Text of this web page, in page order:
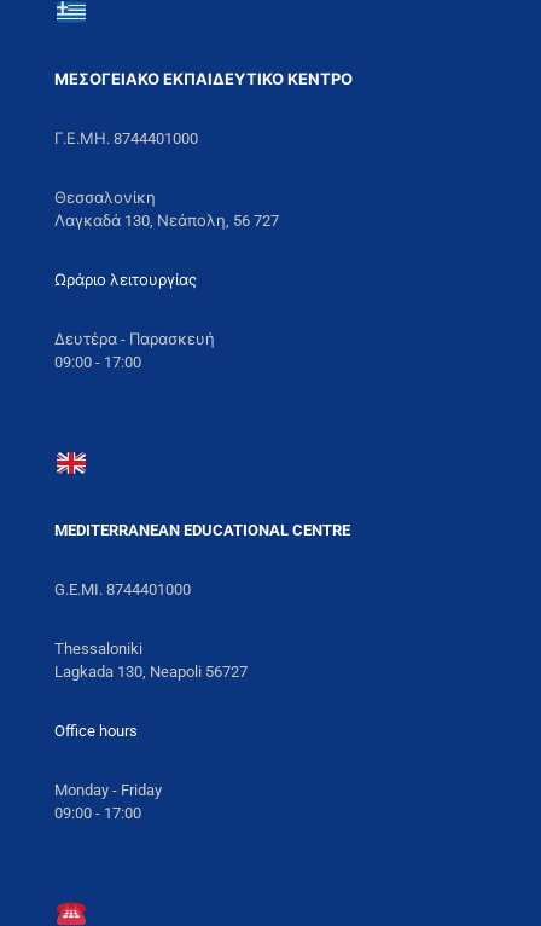
ΜΕΣΟΓΕΙΑΚΟ ΕΚΠΑΙΔΕΥΤΙΚΟ ΚΕΝΤΡΟ
Γ.Ε.ΜΗ. 8744401000
Θεσσαλονίκη
Λαγκαδά 130, Νεάπολη, 56 727
Ωράριο λειτουργίας
Δευτέρα - Παρασκευή
09:00 - 17:00
MEDITERRANEAN EDUCATIONAL CENTRE
G.E.MI. 8744401000
Thessaloniki
Lagkada 130, Neapoli 56727
Office hours
Monday - Friday
09:00 - 17:00